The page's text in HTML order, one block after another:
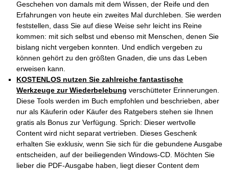
Geschehen von damals mit dem Wissen, der Reife und den
Erfahrungen von heute ein zweites Mal durchleben. Sie werden
feststellen, dass Sie auf diese Weise sehr leicht ins Reine
kommen: mit sich selbst und ebenso mit Menschen, denen Sie
bislang nicht vergeben konnten. Und endlich vergeben zu
können gehört zu den größten Gnaden, die uns das Leben
erweisen kann.
KOSTENLOS nutzen Sie zahlreiche fantastische
Werkzeuge zur Wiederbelebung verschütteter Erinnerungen.
Diese Tools werden im Buch empfohlen und beschrieben, aber
nur als Käuferin oder Käufer des Ratgebers stehen sie Ihnen
gratis als Bonus zur Verfügung. Sprich: Dieser wertvolle
Content wird nicht separat vertrieben. Dieses Geschenk
erhalten Sie exklusiv, wenn Sie sich für die gebundene Ausgabe
entscheiden, auf der beiliegenden Windows-CD. Möchten Sie
lieber die PDF-Ausgabe haben, liegt dieser Content dem